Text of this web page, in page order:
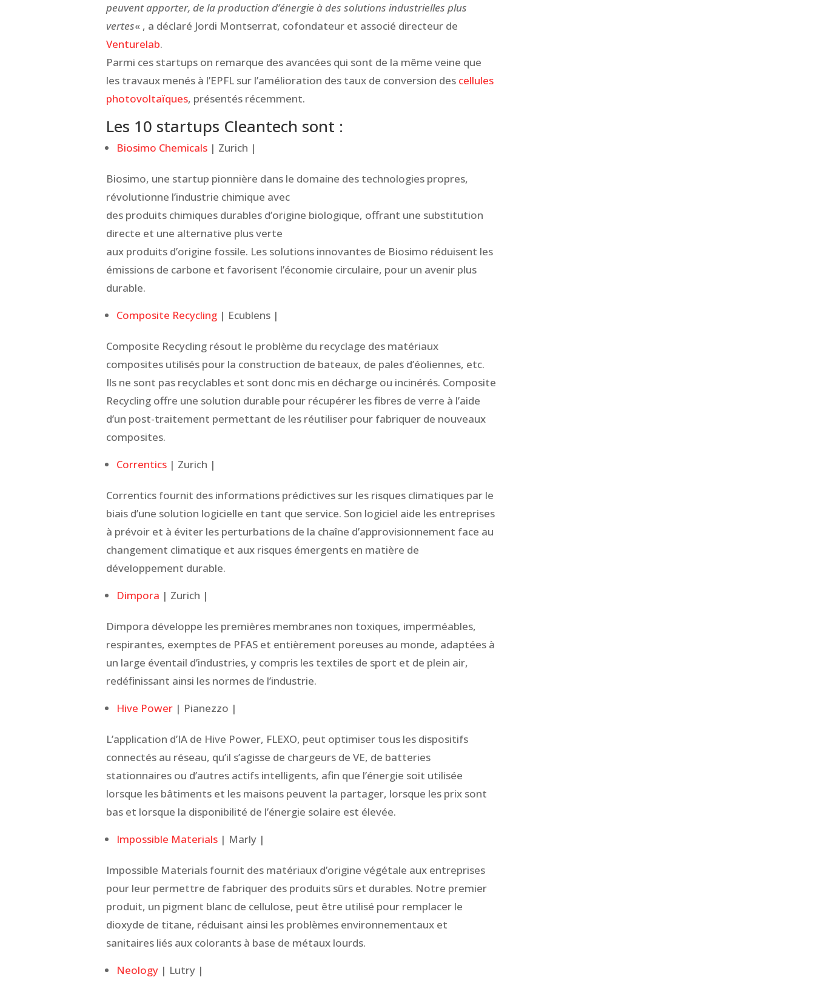
peuvent apporter, de la production d’énergie à des solutions industrielles plus
vertes« , a déclaré Jordi Montserrat, cofondateur et associé directeur de
Venturelab.
Parmi ces startups on remarque des avancées qui sont de la même veine que
les travaux menés à l’EPFL sur l’amélioration des taux de conversion des cellules
photovoltaïques, présentés récemment.
Les 10 startups Cleantech sont :
Biosimo Chemicals | Zurich |
Biosimo, une startup pionnière dans le domaine des technologies propres,
révolutionne l’industrie chimique avec
des produits chimiques durables d’origine biologique, offrant une substitution
directe et une alternative plus verte
aux produits d’origine fossile. Les solutions innovantes de Biosimo réduisent les
émissions de carbone et favorisent l’économie circulaire, pour un avenir plus
durable.
Composite Recycling | Ecublens |
Composite Recycling résout le problème du recyclage des matériaux
composites utilisés pour la construction de bateaux, de pales d’éoliennes, etc.
Ils ne sont pas recyclables et sont donc mis en décharge ou incinérés. Composite
Recycling offre une solution durable pour récupérer les fibres de verre à l’aide
d’un post-traitement permettant de les réutiliser pour fabriquer de nouveaux
composites.
Correntics | Zurich |
Correntics fournit des informations prédictives sur les risques climatiques par le
biais d’une solution logicielle en tant que service. Son logiciel aide les entreprises
à prévoir et à éviter les perturbations de la chaîne d’approvisionnement face au
changement climatique et aux risques émergents en matière de
développement durable.
Dimpora | Zurich |
Dimpora développe les premières membranes non toxiques, imperméables,
respirantes, exemptes de PFAS et entièrement poreuses au monde, adaptées à
un large éventail d’industries, y compris les textiles de sport et de plein air,
redéfinissant ainsi les normes de l’industrie.
Hive Power | Pianezzo |
L’application d’IA de Hive Power, FLEXO, peut optimiser tous les dispositifs
connectés au réseau, qu’il s’agisse de chargeurs de VE, de batteries
stationnaires ou d’autres actifs intelligents, afin que l’énergie soit utilisée
lorsque les bâtiments et les maisons peuvent la partager, lorsque les prix sont
bas et lorsque la disponibilité de l’énergie solaire est élevée.
Impossible Materials | Marly |
Impossible Materials fournit des matériaux d’origine végétale aux entreprises
pour leur permettre de fabriquer des produits sûrs et durables. Notre premier
produit, un pigment blanc de cellulose, peut être utilisé pour remplacer le
dioxyde de titane, réduisant ainsi les problèmes environnementaux et
sanitaires liés aux colorants à base de métaux lourds.
Neology | Lutry |